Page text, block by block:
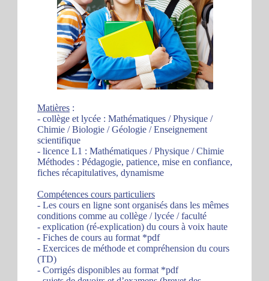
Matières :
- collège et lycée : Mathématiques / Physique /
Chimie / Biologie / Géologie / Enseignement
scientifique
- licence L1 : Mathématiques / Physique / Chimie
Méthodes : Pédagogie, patience, mise en confiance,
fiches récapitulatives, dynamisme
Compétences cours particuliers
- Les cours en ligne sont organisés dans les mêmes
conditions comme au collège / lycée / faculté
- explication (ré-explication) du cours à voix haute
- Fiches de cours au format *pdf
- Exercices de méthode et compréhension du cours
(TD)
- Corrigés disponibles au format *pdf